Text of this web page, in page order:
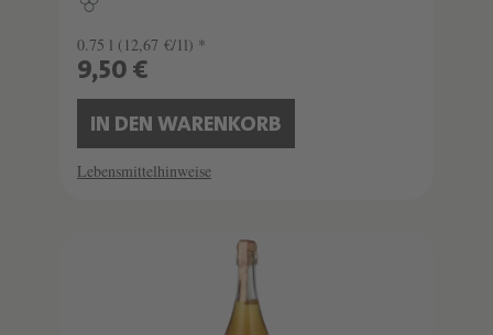
0.75 l (12,67 €/1l) *
9,50 €
IN DEN WARENKORB
Lebensmittelhinweise